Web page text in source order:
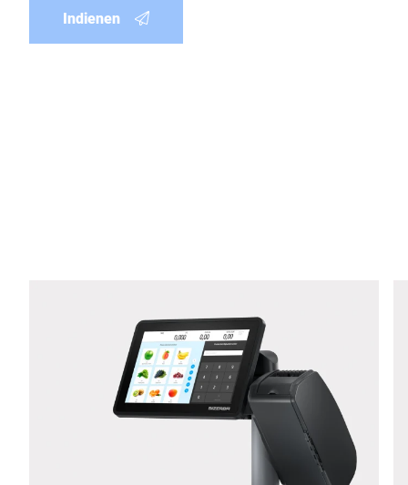
Indienen